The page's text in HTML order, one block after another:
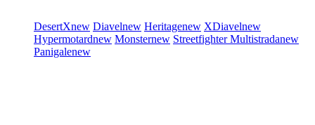
DesertXnew Diavelnew Heritagenew XDiavelnew
Hypermotardnew Monsternew StreetfighterMultistradanew
Panigalenew